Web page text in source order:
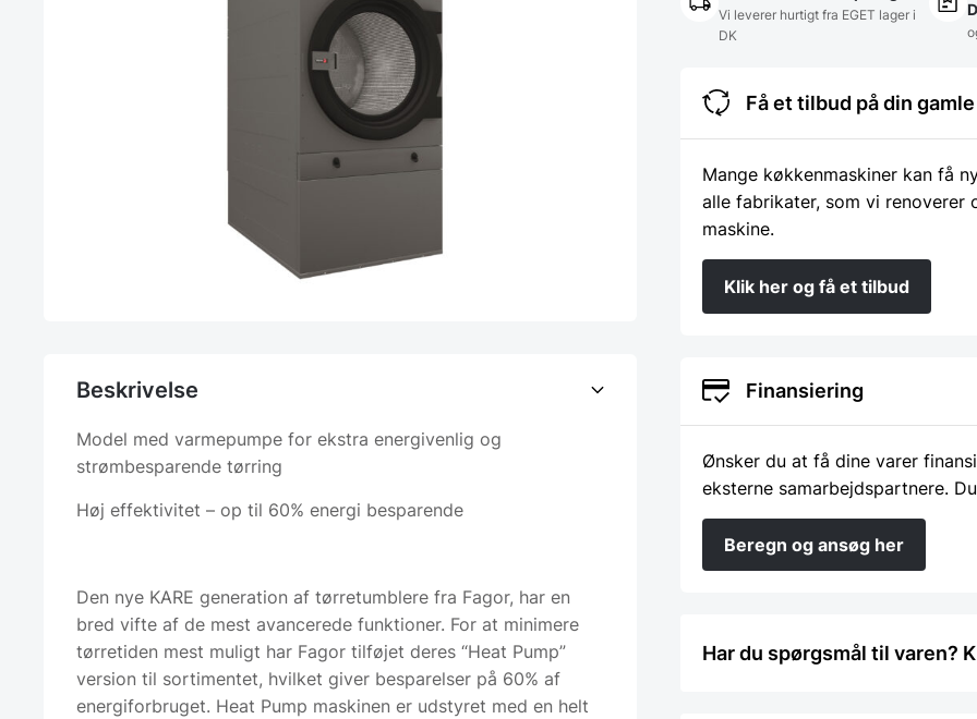
Beskrivelse
Model med varmepumpe for ekstra energivenlig og
strømbesparende tørring
Høj effektivitet – op til 60% energi besparende
Den nye KARE generation af tørretumblere fra Fagor, har en
bred vifte af de mest avancerede funktioner. For at minimere
tørretiden mest muligt har Fagor tilføjet deres “Heat Pump”
version til sortimentet, hvilket giver besparelser på 60% af
energiforbruget. Heat Pump maskinen er udstyret med en helt
Vi leverer hurtigt fra EGET lager i
DK
Få et tilbud på din
Mange køkkenmaskiner kan få
alle fabrikater, som vi
maskine.
Klik her og få et tilbud
Finansiering
Ønsker du at få dine varer
eksterne samarbejdspartnere.
Beregn og ansøg her
Har du spørgsmål til varen?